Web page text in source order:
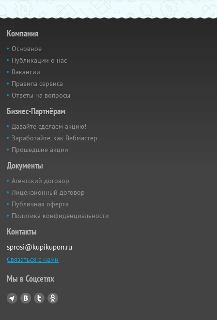
Компания
Основное
Публикации о нас
Вакансии
Правила сервиса
Ответы на вопросы
Бизнес-Партнёрам
Давайте сделаем акцию!
Заработайте, как Вебмастер
Прошедшие акции
Документы
Агентский договор
Лицензионный договор
Публичная оферта
Политика конфиденциальности
Контакты
sprosi@kupikupon.ru
Связаться с нами
Мы в Соцсетях